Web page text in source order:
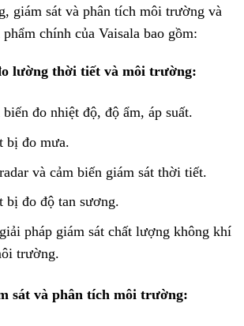
giám sát và phân tích môi trường và
chính của Vaisala bao gồm:
lường thời tiết và môi trường:
biến đo nhiệt độ, độ ẩm, áp suất.
bị đo mưa.
và cảm biến giám sát thời tiết.
bị đo độ tan sương.
pháp giám sát chất lượng không khí
trường.
sát và phân tích môi trường: